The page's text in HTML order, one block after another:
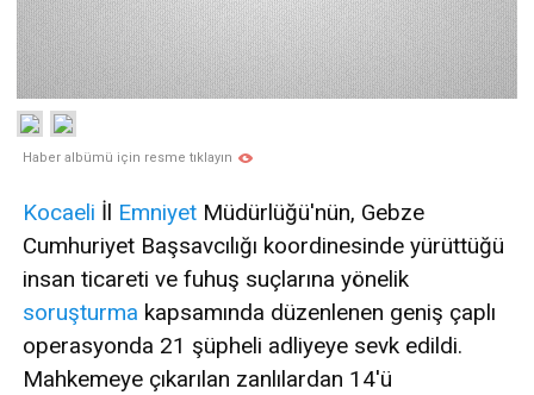
Haber albümü için resme tıklayın
Kocaeli İl Emniyet Müdürlüğü'nün, Gebze
Cumhuriyet Başsavcılığı koordinesinde yürüttüğü
insan ticareti ve fuhuş suçlarına yönelik
soruşturma kapsamında düzenlenen geniş çaplı
operasyonda 21 şüpheli adliyeye sevk edildi.
Mahkemeye çıkarılan zanlılardan 14'ü